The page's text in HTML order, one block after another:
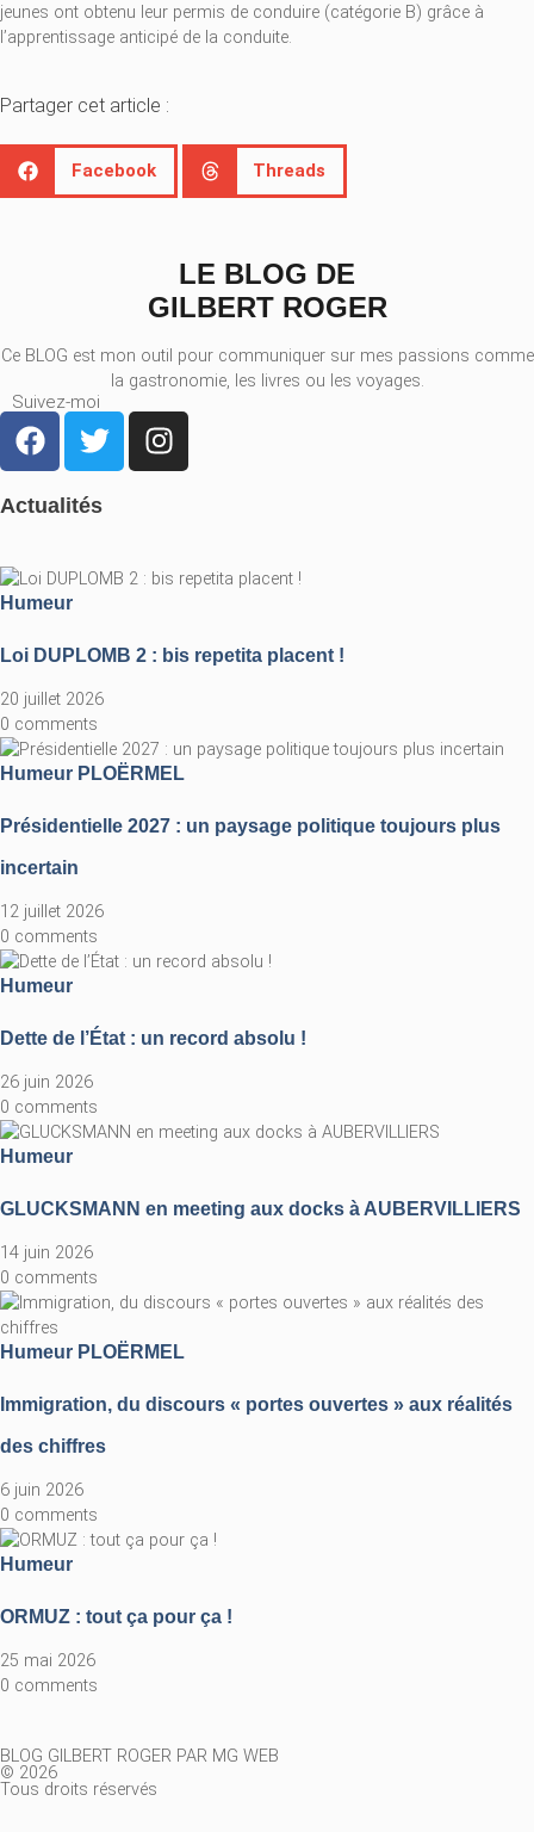
jeunes ont obtenu leur permis de conduire (catégorie B) grâce à
l’apprentissage anticipé de la conduite.
Partager cet article :
Facebook Threads
LE BLOG DE
GILBERT ROGER
Ce BLOG est mon outil pour communiquer sur mes passions comme
la gastronomie, les livres ou les voyages.
Suivez-moi
Actualités
Humeur
Loi DUPLOMB 2 : bis repetita placent !
20 juillet 2026
0 comments
Humeur PLOËRMEL
Présidentielle 2027 : un paysage politique toujours plus
incertain
12 juillet 2026
0 comments
Humeur
Dette de l’État : un record absolu !
26 juin 2026
0 comments
Humeur
GLUCKSMANN en meeting aux docks à AUBERVILLIERS
14 juin 2026
0 comments
Humeur PLOËRMEL
Immigration, du discours « portes ouvertes » aux réalités
des chiffres
6 juin 2026
0 comments
Humeur
ORMUZ : tout ça pour ça !
25 mai 2026
0 comments
BLOG GILBERT ROGER PAR MG WEB
© 2026
Tous droits réservés